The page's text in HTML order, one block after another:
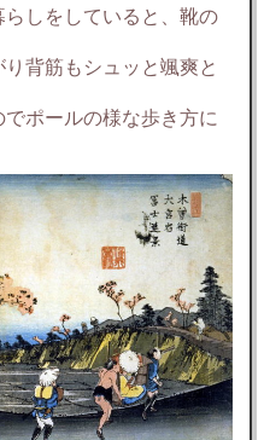
しをしていると、靴の
背筋もシュッと颯爽と
ポールの様な歩き方に